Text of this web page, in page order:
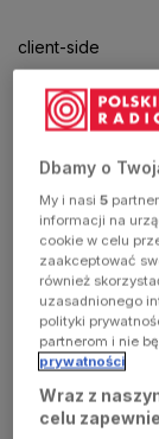
client-side
exception
has
occurred
(see the
browser
console for
Dbamy o
My i nasi5
informacji na
cookie w celu
zaakceptować
również
uzasadnionego
polityki
partnerom i nie
prywatności
Wraz z
celu